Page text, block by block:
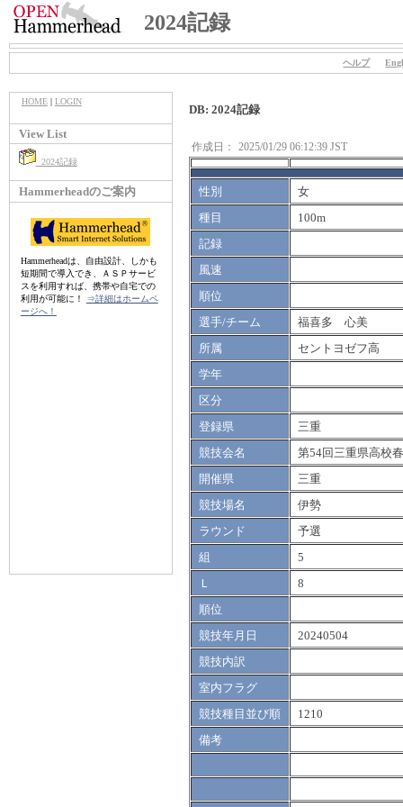
2024記録
ヘルプ
HOME| LOGIN
View List
2024記録
Hammerheadのご案内
Hammerheadは、自由設計、しかも
短期間で導入でき、ＡＳＰサービ
スを利用すれば、携帯や自宅での
利用が可能に！
⇒詳細はホームペ
ージへ！
DB: 2024記録
作成日： 2025/01/29 06:12:39 JST
性別
女
種目
100m
記録
風速
順位
選手/チーム
福喜多 心美
所属
セントヨゼフ高
学年
区分
登録県
三重
競技会名
第54回三重県高校
開催県
三重
競技場名
伊勢
ラウンド
予選
組
5
Ｌ
8
順位
競技年月日
20240504
競技内訳
室内フラグ
競技種目並び順
1210
備考